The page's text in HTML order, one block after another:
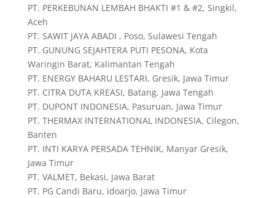
PT. PERKEBUNAN LEMBAH BHAKTI #1 & #2, Singkil,
Aceh
PT. SAWIT JAYA ABADI , Poso, Sulawesi Tengah
PT. GUNUNG SEJAHTERA PUTI PESONA, Kota
Waringin Barat, Kalimantan Tengah
PT. ENERGY BAHARU LESTARI, Gresik, Jawa Timur
PT. CITRA DUTA KREASI, Batang, Jawa Tengah
PT. DUPONT INDONESIA, Pasuruan, Jawa Timur
PT. THERMAX INTERNATIONAL INDONESIA, Cilegon,
Banten
PT. INTI KARYA PERSADA TEHNIK, Manyar Gresik,
Jawa Timur
PT. VALMET, Bekasi, Jawa Barat
PT. PG Candi Baru, idoarjo, Jawa Timur